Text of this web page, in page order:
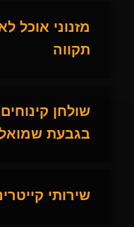
מזנוני אוכל
תקווה
שולחן
בגבעת
שירותי